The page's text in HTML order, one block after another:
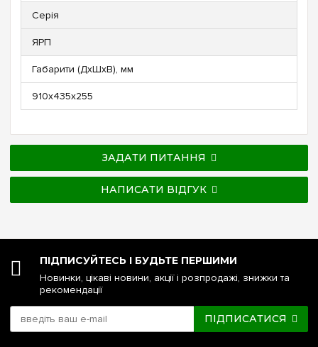
Серія
ЯРП
Габарити (ДxШxВ), мм
910x435x255
ЗАДАТИ ПИТАННЯ
НАПИСАТИ ВІДГУК
ПІДПИСУЙТЕСЬ І БУДЬТЕ ПЕРШИМИ
Новинки, цікаві новини, акції і розпродажі, знижки та
рекомендації
ПІДПИСАТИСЯ